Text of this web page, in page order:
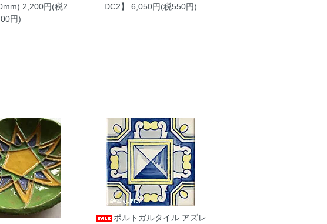
2,200円(税2
00円)
DC2】
6,050円(税550円)
ポルトガルタイル アズレ